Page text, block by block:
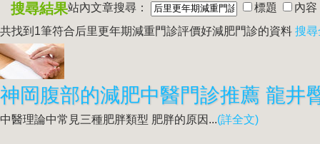
搜尋結果站內文章搜尋： 標題
內容
共找到1筆符合后里更年期減重門診評價好減肥門診的資料 搜
中醫理論中常見三種肥胖類型 肥胖的原因...(詳全文)